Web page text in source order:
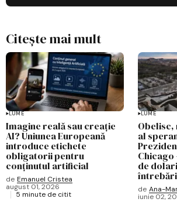
Citește mai mult
LUME
Imagine reală sau creație
AI? Uniunea Europeană
introduce etichete
obligatorii pentru
conținutul artificial
de Emanuel Cristea
august 01, 2026
5 minute de citit
LUME
Obelisc,
al
Chicago
de
întrebări
de Ana-
iunie 02,